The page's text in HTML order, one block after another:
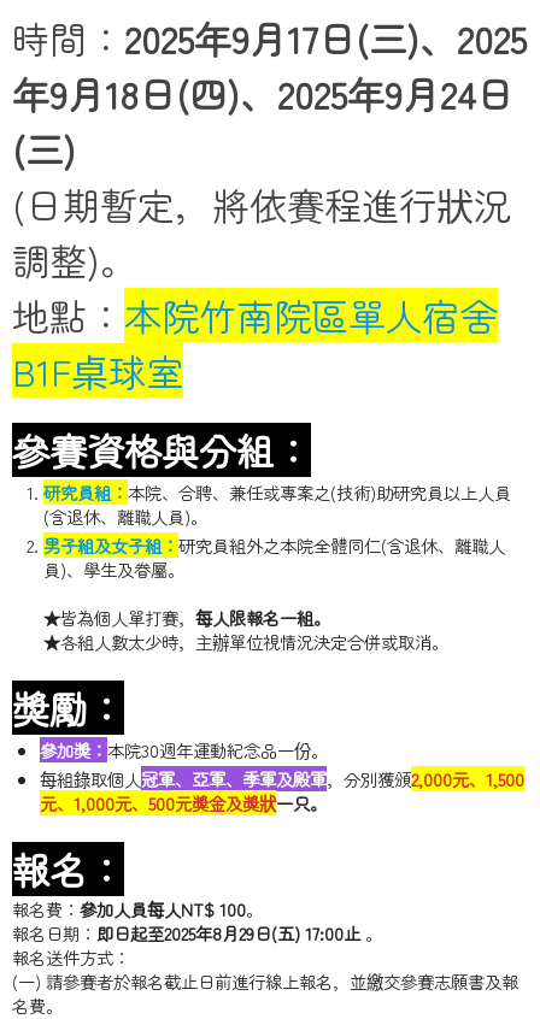
時間： 2025年9月17日(三)、2025
年9月18日(四)、2025年9月24日
(三)
(日期暫定，將依賽程進行狀況
調整)。
地點： 本院竹南院區單人宿舍
B1F桌球室
參賽資格與分組：
研究員組： 本院、合聘、兼任或專案之(技術)助研究員以上人員
(含退休、離職人員)。
男子組及女子組： 研究員組外之本院全體同仁(含退休、離職人
員)、學生及眷屬。
★皆為個人單打賽， 每人限報名一組。
★各組人數太少時，主辦單位視情況決定合併或取消。
獎勵：
參加獎：本院30週年運動紀念品一份。
每組錄取個人冠軍、亞軍、季軍及殿軍，分別獲頒2,000元、1,500
元、1,000元、500元獎金及獎狀一只。
報名：
報名費： 參加人員每人NT$ 100。
報名日期： 即日起至2025年8月29日(五) 17:00止。
報名送件方式：
(一) 請參賽者於報名截止日前進行線上報名，並繳交參賽志願書及報
名費。